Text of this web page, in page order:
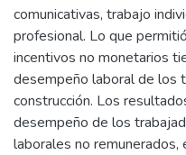
comunicativas, trabajo
profesional. Lo que
incentivos no monetarios
desempeño laboral de los
construcción. Los
desempeño de los
laborales no